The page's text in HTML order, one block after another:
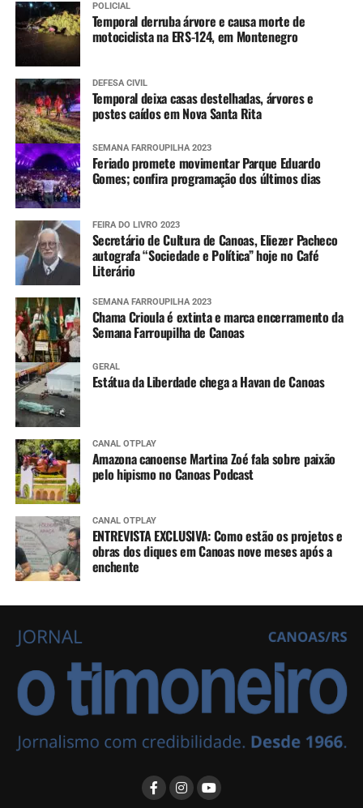
POLICIAL
Temporal derruba árvore e causa morte de
motociclista na ERS-124, em Montenegro
DEFESA CIVIL
Temporal deixa casas destelhadas, árvores e
postes caídos em Nova Santa Rita
SEMANA FARROUPILHA 2023
Feriado promete movimentar Parque Eduardo
Gomes; confira programação dos últimos dias
FEIRA DO LIVRO 2023
Secretário de Cultura de Canoas, Eliezer Pacheco
autografa “Sociedade e Política” hoje no Café
Literário
SEMANA FARROUPILHA 2023
Chama Crioula é extinta e marca encerramento da
Semana Farroupilha de Canoas
GERAL
Estátua da Liberdade chega a Havan de Canoas
CANAL OTPLAY
Amazona canoense Martina Zoé fala sobre paixão
pelo hipismo no Canoas Podcast
CANAL OTPLAY
ENTREVISTA EXCLUSIVA: Como estão os projetos e
obras dos diques em Canoas nove meses após a
enchente